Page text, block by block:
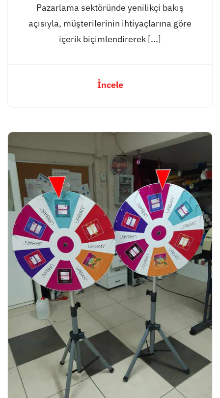
Pazarlama sektöründe yenilikçi bakış
açısıyla, müşterilerinin ihtiyaçlarına göre
içerik biçimlendirerek [...]
İncele